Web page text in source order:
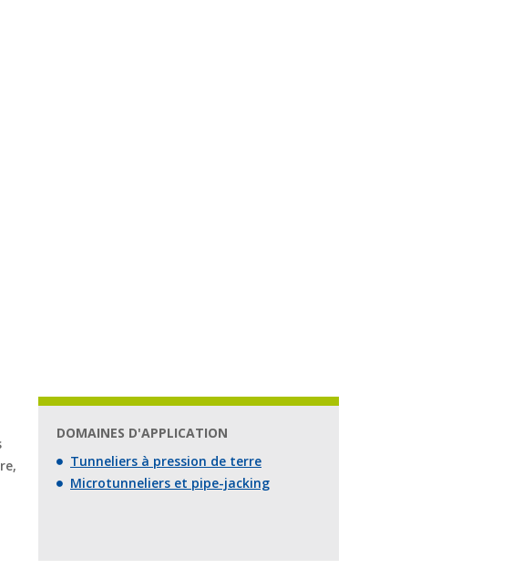
DOMAINES D'APPLICATION
Tunneliers à pression de terre
Microtunneliers et pipe-jacking